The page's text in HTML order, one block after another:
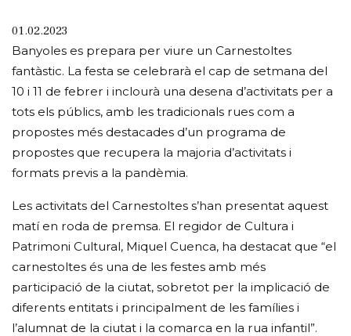
01.02.2023
Banyoles es prepara per viure un Carnestoltes
fantàstic. La festa se celebrarà el cap de setmana del
10 i 11 de febrer i inclourà una desena d’activitats per a
tots els públics, amb les tradicionals rues com a
propostes més destacades d’un programa de
propostes que recupera la majoria d’activitats i
formats previs a la pandèmia.
Les activitats del Carnestoltes s’han presentat aquest
matí en roda de premsa. El regidor de Cultura i
Patrimoni Cultural, Miquel Cuenca, ha destacat que “el
carnestoltes és una de les festes amb més
participació de la ciutat, sobretot per la implicació de
diferents entitats i principalment de les famílies i
l’alumnat de la ciutat i la comarca en la rua infantil”.